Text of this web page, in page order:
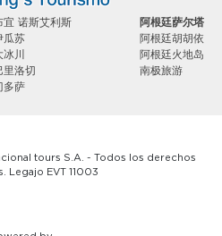
宜 诺斯艾利斯
瓜苏
川
里洛切
多萨
阿根廷萨尔塔
阿根廷胡胡依
阿根廷火地岛
南极旅游
tours S.A. - Todos los derechos
Legajo EVT 11003